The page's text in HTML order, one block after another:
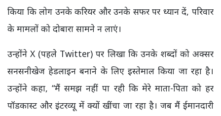
किया कि लोग उनके करियर और उनके सफर पर ध्यान दें, परिवार
के मामलों को दोबारा सामने न लाएं।
उन्होंने X (पहले Twitter) पर लिखा कि उनके शब्दों को अक्सर
सनसनीखेज हेडलाइन बनाने के लिए इस्तेमाल किया जा रहा है।
उन्होंने कहा, “मैं समझ नहीं पा रही कि मेरे माता-पिता को हर
पॉडकास्ट और इंटरव्यू में क्यों खींचा जा रहा है। जब मैं ईमानदारी